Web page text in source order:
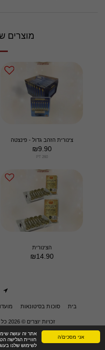
אני מסכים/ה
חוויית הגלישה
לשימוש שלנו
מוצרים
צינורית הזהב גדול - פינצטה
₪9.90
PT 260
הצינורית
₪14.90
בית סוכות בסיטונאות
זכויות יוצרים © 2026 כל הזכויות שמורות -
תנאי שימוש|